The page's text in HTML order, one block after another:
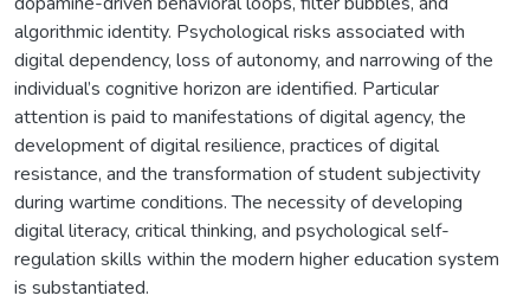
algorithmic identity. Psychological risks associated with
digital dependency, loss of autonomy, and narrowing of the
individual’s cognitive horizon are identified. Particular
attention is paid to manifestations of digital agency, the
development of digital resilience, practices of digital
resistance, and the transformation of student subjectivity
during wartime conditions. The necessity of developing
digital literacy, critical thinking, and psychological self-
regulation skills within the modern higher education system
is substantiated.